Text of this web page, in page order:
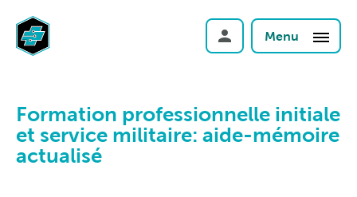
Menu
Formation professionnelle initiale
et service militaire: aide-mémoire
actualisé